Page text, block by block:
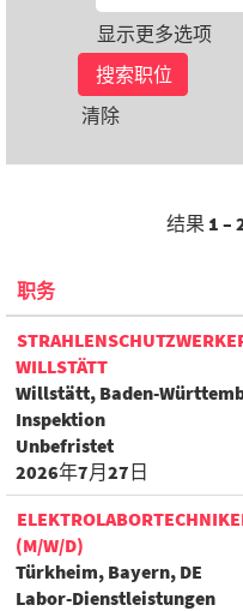
显示更多选项
清除
结果 1 –
职务
WILLSTÄTT
Willstätt, Baden-
Inspektion
Unbefristet
2026年7月27日
(M/W/D)
Türkheim, Bayern, DE
Labor-Dienstleistungen